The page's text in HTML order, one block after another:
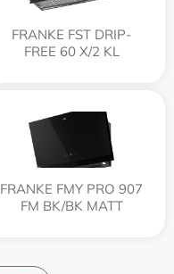
FRANKE FST DRIP-
FREE 60 X/2 KL
FRANKE FMY PRO 907
FM BK/BK MATT